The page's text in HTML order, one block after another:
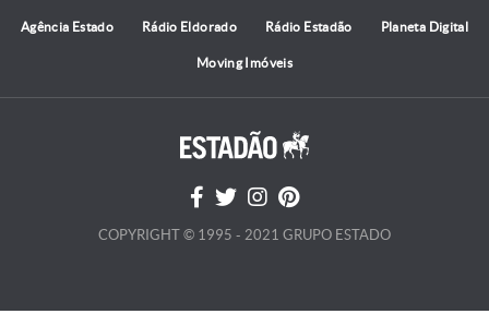
Agência Estado Rádio Eldorado Rádio Estadão Planeta Digital
Moving Imóveis
COPYRIGHT © 1995 - 2021 GRUPO ESTADO